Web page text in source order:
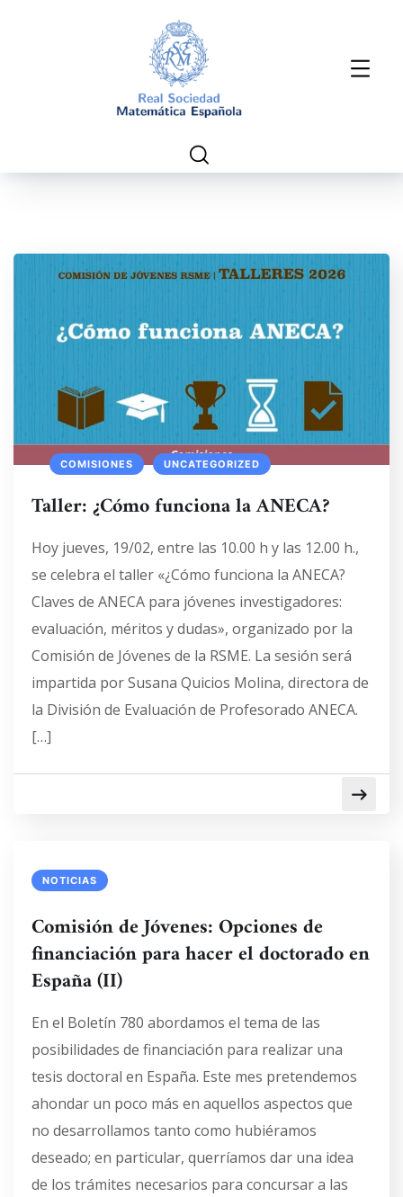
COMISIONES UNCATEGORIZED
Taller: ¿Cómo funciona la ANECA?
Hoy jueves, 19/02, entre las 10.00 h y las 12.00 h.,
se celebra el taller «¿Cómo funciona la ANECA?
Claves de ANECA para jóvenes investigadores:
evaluación, méritos y dudas», organizado por la
Comisión de Jóvenes de la RSME. La sesión será
impartida por Susana Quicios Molina, directora de
la División de Evaluación de Profesorado ANECA.
[…]
NOTICIAS
Comisión de Jóvenes: Opciones de
financiación para hacer el doctorado en
España (II)
En el Boletín 780 abordamos el tema de las
posibilidades de financiación para realizar una
tesis doctoral en España. Este mes pretendemos
ahondar un poco más en aquellos aspectos que
no desarrollamos tanto como hubiéramos
deseado; en particular, querríamos dar una idea
de los trámites necesarios para concursar a las